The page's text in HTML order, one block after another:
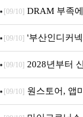
[09/10] DRAM 부족
퍼 대기
[09/10] '부산인디커
개막... 22일간 진행
[09/10] 2028년부터
문 추가
[09/10] 원스토어, 앱